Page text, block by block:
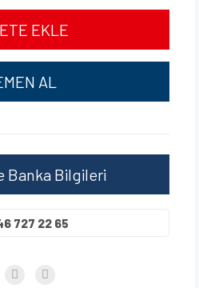
EKLE
AL
Banka Bilgileri
727 22 65